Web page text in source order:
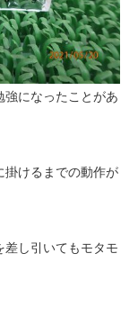
強になったことがあ
掛けるまでの動作が
差し引いてもモタモ